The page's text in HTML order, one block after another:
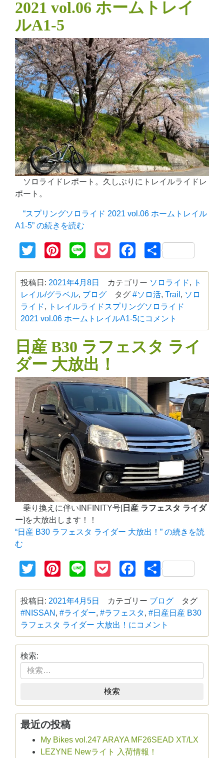
2021 vol.06 ホームトレイ
ルA1-5
ソロライドレポート。久しぶりにトレイルライドレ
ポート。
“スプリングソロライド 2021 vol.06 ホームトレイル
A1-5” の続きを読む
TwitterPinterest
Line PocketFacebook
共
有
投稿日: 2021年4月8日 カテゴリー ソロライド,
ト
レイル/グラベル, ブログ タグ #ソロ活, Trail , ソロ
ライド, トレイルライド スプリングソロライド
2021 vol.06 ホームトレイルA1-5に コメント
日産 B30 ラフェスタ ライ
ダー 大放出！
乗り換えに伴いINFINITY号[日産 ラフェスタ ライダ
ー]を大放出します！！
“日産 B30 ラフェスタ ライダー 大放出！” の続きを読
む
TwitterPinterest
Line PocketFacebook
共
投稿日: 2021年4月5日 カテゴリー ブログ
タグ
#NISSAN , #ライダー, #ラフェスタ, #日産日産 B30
ラフェスタ ライダー 大放出！に コメント
検索:
検索
最近の投稿
My Bikes vol.247 ARAYA MF26SEAD XT/LX
LEZYNE Newライト 入荷情報！